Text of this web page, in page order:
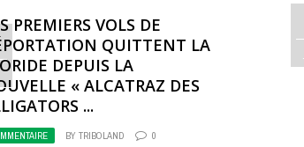
PREMIERS VOLS DE
QUITTENT LA
DEPUIS LA
« ALCATRAZ DES
...
BY TRIBOLAND 0